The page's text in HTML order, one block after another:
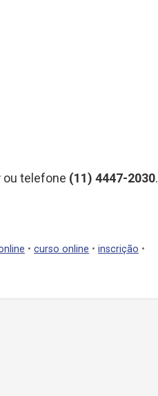
ou telefone (11) 4447-2030.
• curso online • inscrição •